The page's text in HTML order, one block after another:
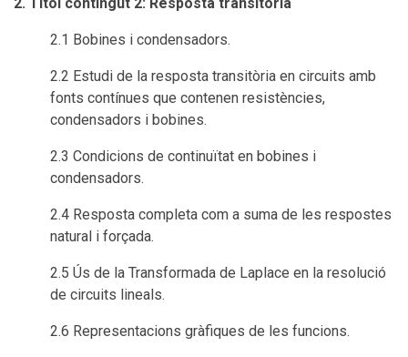
2.1 Bobines i condensadors.
2.2 Estudi de la resposta transitòria en circuits amb
fonts contínues que contenen resistències,
condensadors i bobines.
2.3 Condicions de continuïtat en bobines i
condensadors.
2.4 Resposta completa com a suma de les respostes
natural i forçada.
2.5 Ús de la Transformada de Laplace en la resolució
de circuits lineals.
2.6 Representacions gràfiques de les funcions.